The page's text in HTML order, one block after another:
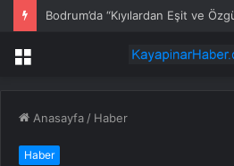
Menü
Anasayfa / Haber
Haber